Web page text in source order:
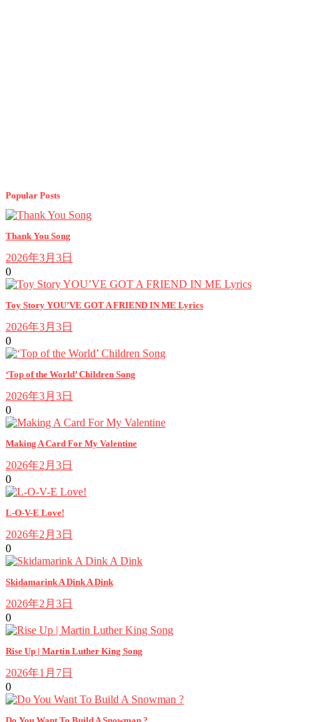
Popular Posts
Thank You Song
2026年3月3日
0
Toy Story YOU’VE GOT A FRIEND IN ME Lyrics
2026年3月3日
0
‘Top of the World’ Children Song
2026年3月3日
0
Making A Card For My Valentine
2026年2月3日
0
L-O-V-E Love!
2026年2月3日
0
Skidamarink A Dink A Dink
2026年2月3日
0
Rise Up | Martin Luther King Song
2026年1月7日
0